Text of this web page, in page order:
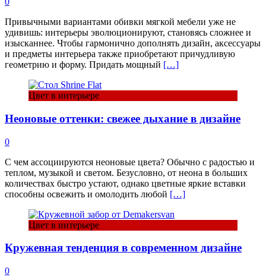
Привычными вариантами обивки мягкой мебели уже не
удивишь: интерьеры эволюционируют, становясь сложнее и
изысканнее. Чтобы гармонично дополнять дизайн, аксессуары
и предметы интерьера также приобретают причудливую
геометрию и форму. Придать мощный […]
Цвет в интерьере
Неоновые оттенки: свежее дыхание в дизайне
0
С чем ассоциируются неоновые цвета? Обычно с радостью и
теплом, музыкой и светом. Безусловно, от неона в больших
количествах быстро устают, однако цветные яркие вставки
способны освежить и омолодить любой […]
Цвет в интерьере
Кружевная тенденция в современном дизайне
0